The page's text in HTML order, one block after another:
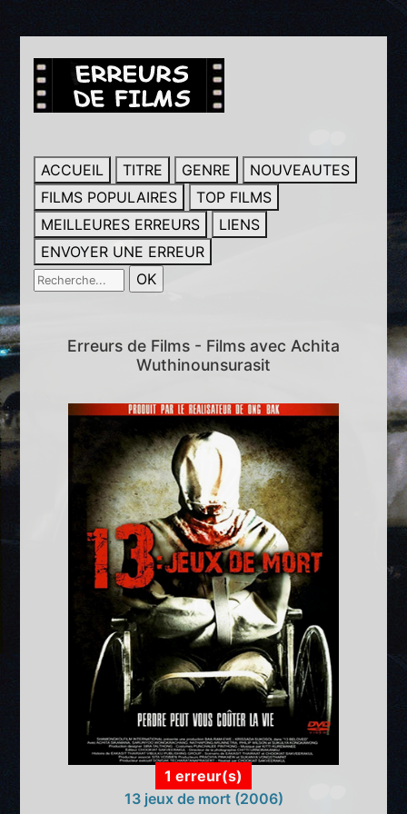
ACCUEIL TITRE GENRE
NOUVEAUTES
FILMS POPULAIRES
TOP FILMS
MEILLEURES ERREURS
LIENS
ENVOYER UNE ERREUR
Erreurs de Films - Films avec Achita
Wuthinounsurasit
1 erreur(s)
13 jeux de mort (2006)